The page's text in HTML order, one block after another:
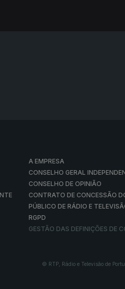
A EMPRESA
CONSELHO GERAL
CONSELHO DE OPINIÃO
CONTRATO DE CONCESSÃO
PÚBLICO DE RÁDIO E
RGPD
GESTÃO DAS DEFINIÇÕES DE
© RTP, Rádio e Televisão de